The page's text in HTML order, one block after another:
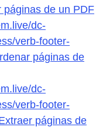
páginas de un PDF
dc-
verb-footer-
páginas de
dc-
verb-footer-
páginas de